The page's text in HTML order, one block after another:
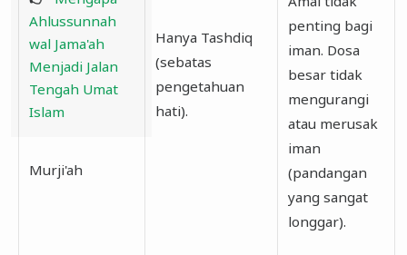
Ahlussunnah
wal Jama'ah
Menjadi Jalan
Tengah Umat
Islam
Murji'ah
Hanya Tashdiq
(sebatas
pengetahuan
hati).
penting bagi
iman. Dosa
besar tidak
mengurangi
atau merusak
iman
(pandangan
yang sangat
longgar).